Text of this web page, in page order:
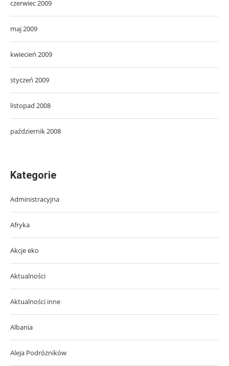
czerwiec 2009
maj 2009
kwiecień 2009
styczeń 2009
listopad 2008
październik 2008
Kategorie
Administracyjna
Afryka
Akcje eko
Aktualności
Aktualności inne
Albania
Aleja Podróżników